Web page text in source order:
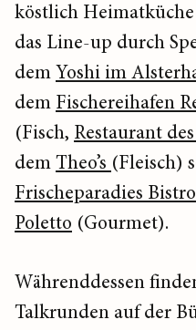
köstlich
das Line-up durch
demYoshi im
dem Fischereihafen
(Fisch, Restaurant
demTheo’s (Fleisch)
Frischeparadies Bistro
Poletto (Gourmet).
Währenddessen
Talkrunden auf der